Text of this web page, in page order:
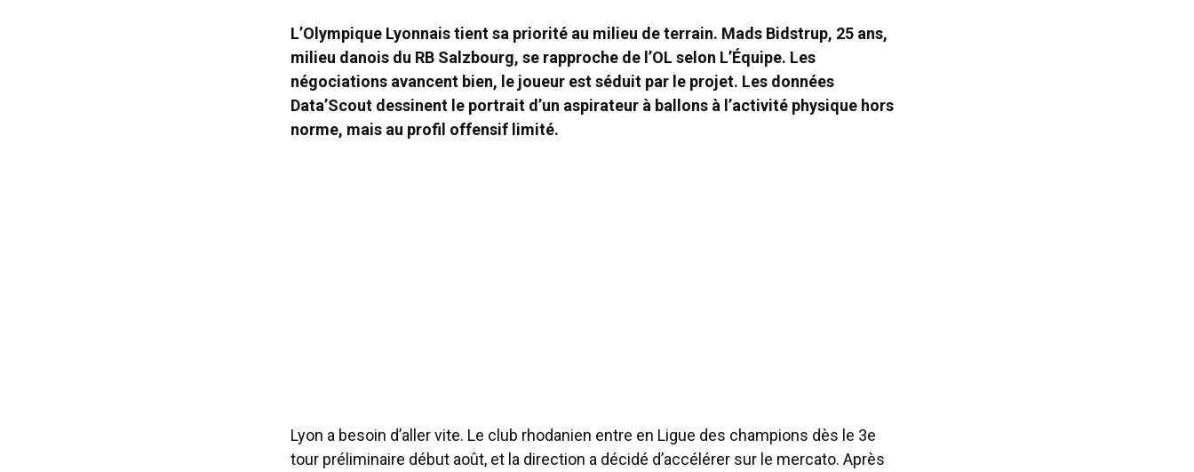
L’Olympique Lyonnais tient sa priorité au milieu de terrain. Mads Bidstrup, 25 ans,
milieu danois du RB Salzbourg, se rapproche de l’OL selon L’Équipe. Les
négociations avancent bien, le joueur est séduit par le projet. Les données
Data’Scout dessinent le portrait d’un aspirateur à ballons à l’activité physique hors
norme, mais au profil offensif limité.
Lyon a besoin d’aller vite. Le club rhodanien entre en Ligue des champions dès le 3e
tour préliminaire début août, et la direction a décidé d’accélérer sur le mercato. Après